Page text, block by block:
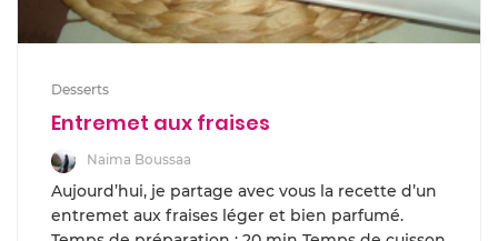
Desserts
Entremet aux fraises
Naima Boussaa
Aujourd’hui, je partage avec vous la recette d’un
entremet aux fraises léger et bien parfumé.